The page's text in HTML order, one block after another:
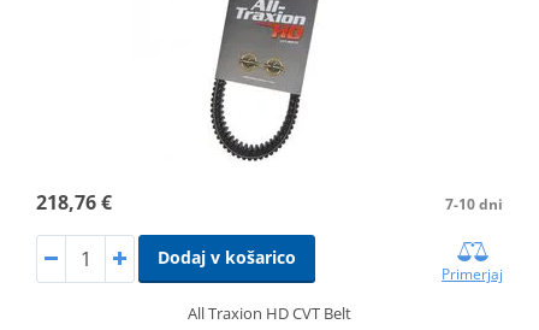
218,76 € 7-10 dni
Dodaj v košarico
Primerjaj
All Traxion HD CVT Belt